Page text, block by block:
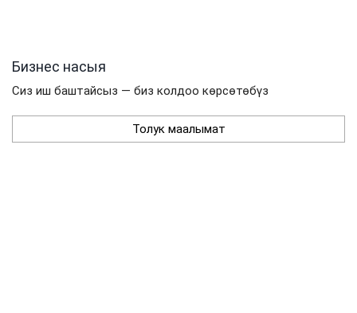
Бизнес насыя
Сиз иш баштайсыз — биз колдоо көрсөтөбүз
Толук маалымат